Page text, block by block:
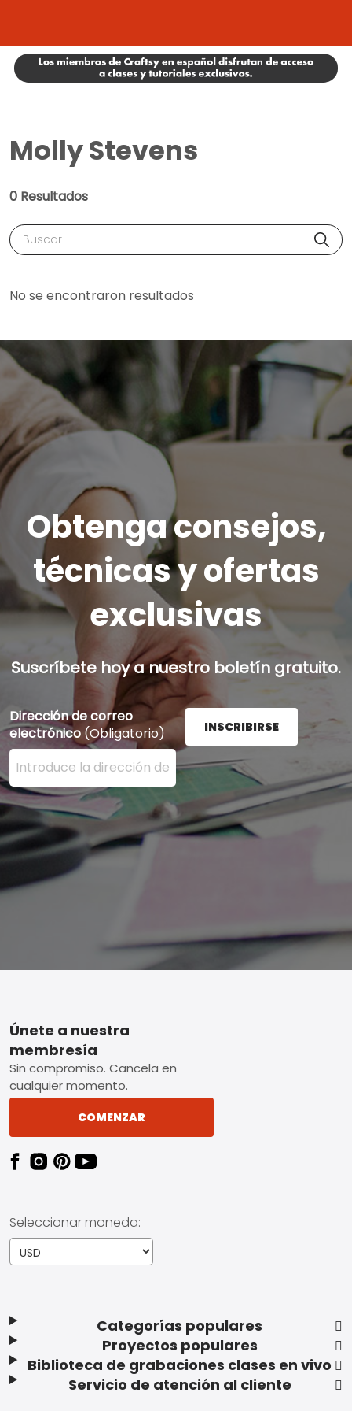
Molly Stevens
0 Resultados
Buscar
No se encontraron resultados
Obtenga consejos,
técnicas y ofertas
exclusivas
Suscríbete hoy a nuestro boletín gratuito.
Dirección de correo
electrónico (Obligatorio)
Ingrese su dirección de correo electrónico aquí y
INSCRIBIRSE
Footer
Categorías populares
Proyectos populares
Biblioteca de grabaciones clases en vivo
Servicio de atención al cliente
Únete a nuestra
membresía
Sin compromiso. Cancela en
cualquier momento.
COMENZAR
Seleccionar moneda: